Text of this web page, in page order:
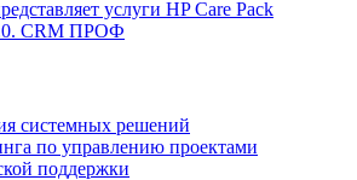
системных решений
по управлению проектами
поддержки